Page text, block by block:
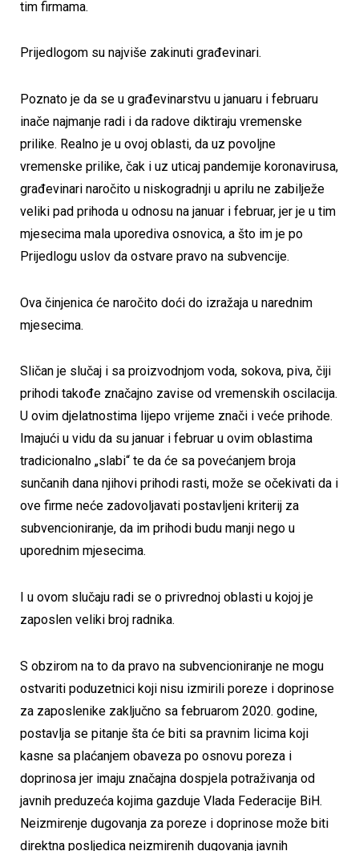
tim firmama.
Prijedlogom su najviše zakinuti građevinari.
Poznato je da se u građevinarstvu u januaru i februaru
inače najmanje radi i da radove diktiraju vremenske
prilike. Realno je u ovoj oblasti, da uz povoljne
vremenske prilike, čak i uz uticaj pandemije koronavirusa,
građevinari naročito u niskogradnji u aprilu ne zabilježe
veliki pad prihoda u odnosu na januar i februar, jer je u tim
mjesecima mala uporediva osnovica, a što im je po
Prijedlogu uslov da ostvare pravo na subvencije.
Ova činjenica će naročito doći do izražaja u narednim
mjesecima.
Sličan je slučaj i sa proizvodnjom voda, sokova, piva, čiji
prihodi takođe značajno zavise od vremenskih oscilacija.
U ovim djelatnostima lijepo vrijeme znači i veće prihode.
Imajući u vidu da su januar i februar u ovim oblastima
tradicionalno „slabi“ te da će sa povećanjem broja
sunčanih dana njihovi prihodi rasti, može se očekivati da i
ove firme neće zadovoljavati postavljeni kriterij za
subvencioniranje, da im prihodi budu manji nego u
uporednim mjesecima.
I u ovom slučaju radi se o privrednoj oblasti u kojoj je
zaposlen veliki broj radnika.
S obzirom na to da pravo na subvencioniranje ne mogu
ostvariti poduzetnici koji nisu izmirili poreze i doprinose
za zaposlenike zaključno sa februarom 2020. godine,
postavlja se pitanje šta će biti sa pravnim licima koji
kasne sa plaćanjem obaveza po osnovu poreza i
doprinosa jer imaju značajna dospjela potraživanja od
javnih preduzeća kojima gazduje Vlada Federacije BiH.
Neizmirenje dugovanja za poreze i doprinose može biti
direktna posljedica neizmirenih dugovanja javnih